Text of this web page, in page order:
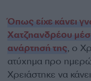
Όπως είχε κάνει
Χατζηανδρέου
ανάρτησή της, ο
ατύχημα προ
Χρειάστηκε να